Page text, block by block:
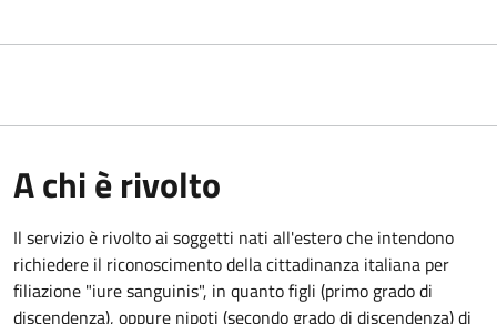
A chi è rivolto
Il servizio è rivolto ai soggetti nati all'estero che intendono
richiedere il riconoscimento della cittadinanza italiana per
filiazione "iure sanguinis", in quanto figli (primo grado di
discendenza), oppure nipoti (secondo grado di discendenza) di